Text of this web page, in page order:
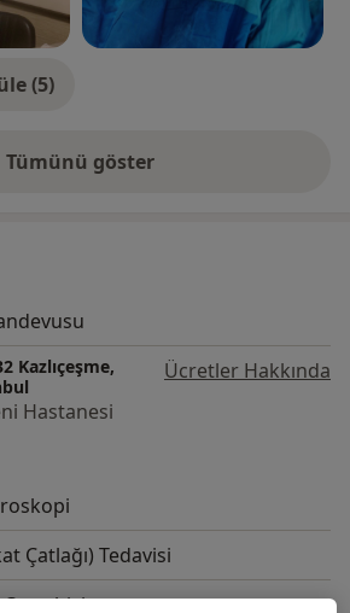
(5)
Tümünü gösterdeneyim hakkında
Kazlıçeşme,
Ücretler Hakkında
Hastanesi
Çatlağı) Tedavisi